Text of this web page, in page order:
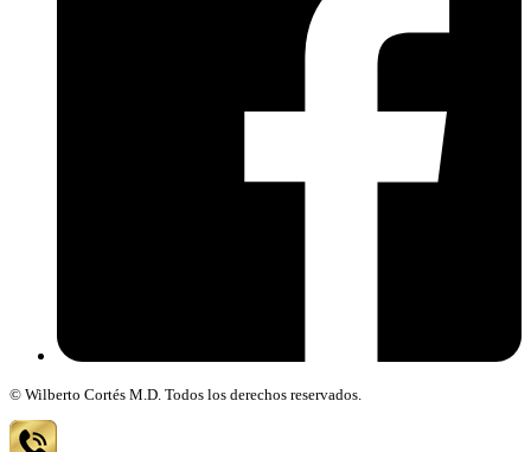
© Wilberto Cortés M.D. Todos los derechos reservados.